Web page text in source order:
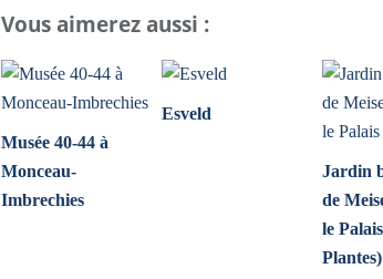
Vous aimerez aussi :
Musée 40-44 à
Monceau-
Imbrechies
Esveld
Jardin
de
le
Plantes)